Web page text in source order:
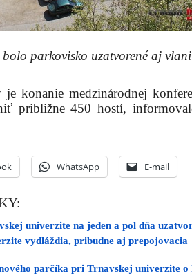
parkovisko uzatvorené aj
konanie medzinárodnej
približne 450 hostí,
WhatsApp E-mail
univerzite na jeden a pol dňa
vydláždia, pribudne aj prepojovacia
parčíka pri Trnavskej univerzite o